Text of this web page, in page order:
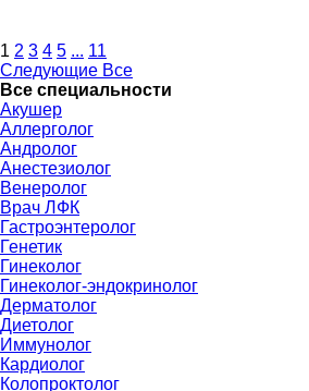
1 2 3 4 5 ... 11
Следующие Все
Все специальности
Акушер
Аллерголог
Андролог
Анестезиолог
Венеролог
Врач ЛФК
Гастроэнтеролог
Генетик
Гинеколог
Гинеколог-эндокринолог
Дерматолог
Диетолог
Иммунолог
Кардиолог
Колопроктолог